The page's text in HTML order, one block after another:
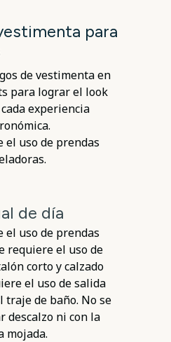
para
de vestimenta en
para lograr el look
experiencia
el uso de prendas
de día
el uso de prendas
requiere el uso de
corto y calzado
el uso de salida
traje de baño. No se
descalzo ni con la
mojada.